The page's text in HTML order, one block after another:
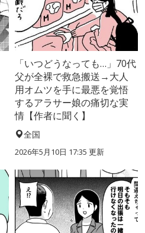
「いつどうなっても…」70代
父が全裸で救急搬送→大人
用オムツを手に最悪を覚悟
するアラサー娘の痛切な実
情【作者に聞く】
全国
2026年5月10日 17:35 更新